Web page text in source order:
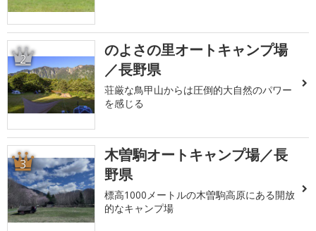
2
のよさの里オートキャンプ場
／長野県
荘厳な鳥甲山からは圧倒的大自然のパワー
を感じる
3
木曽駒オートキャンプ場／長
野県
標高1000メートルの木曽駒高原にある開放
的なキャンプ場